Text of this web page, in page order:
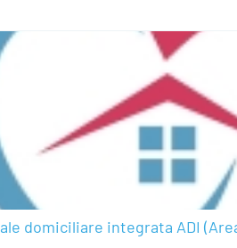
domiciliare integrata ADI